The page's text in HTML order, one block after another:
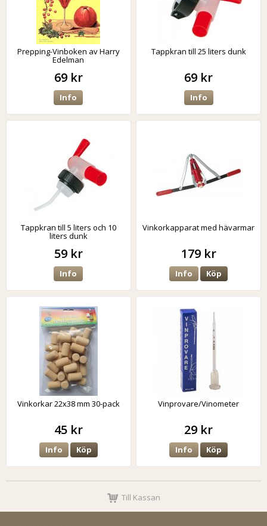
Prepping-Vinboken av Harry
Edelman
69 kr
Info
Tappkran till 25 liters dunk
69 kr
Info
Tappkran till 5 liters och 10
liters dunk
59 kr
Info
Vinkorkapparat med hävarmar
179 kr
Info Köp
Vinkorkar 22x38 mm 30-pack
45 kr
Info Köp
Vinprovare/Vinometer
29 kr
Info Köp
Till Kassan